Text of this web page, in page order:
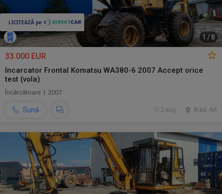
1 /8
33.000 EUR
Incarcator Frontal Komatsu WA380-6 2007 Accept orice
test (vola)
Încărcătoare | 2007
Sună Arad, AR
2 aug.